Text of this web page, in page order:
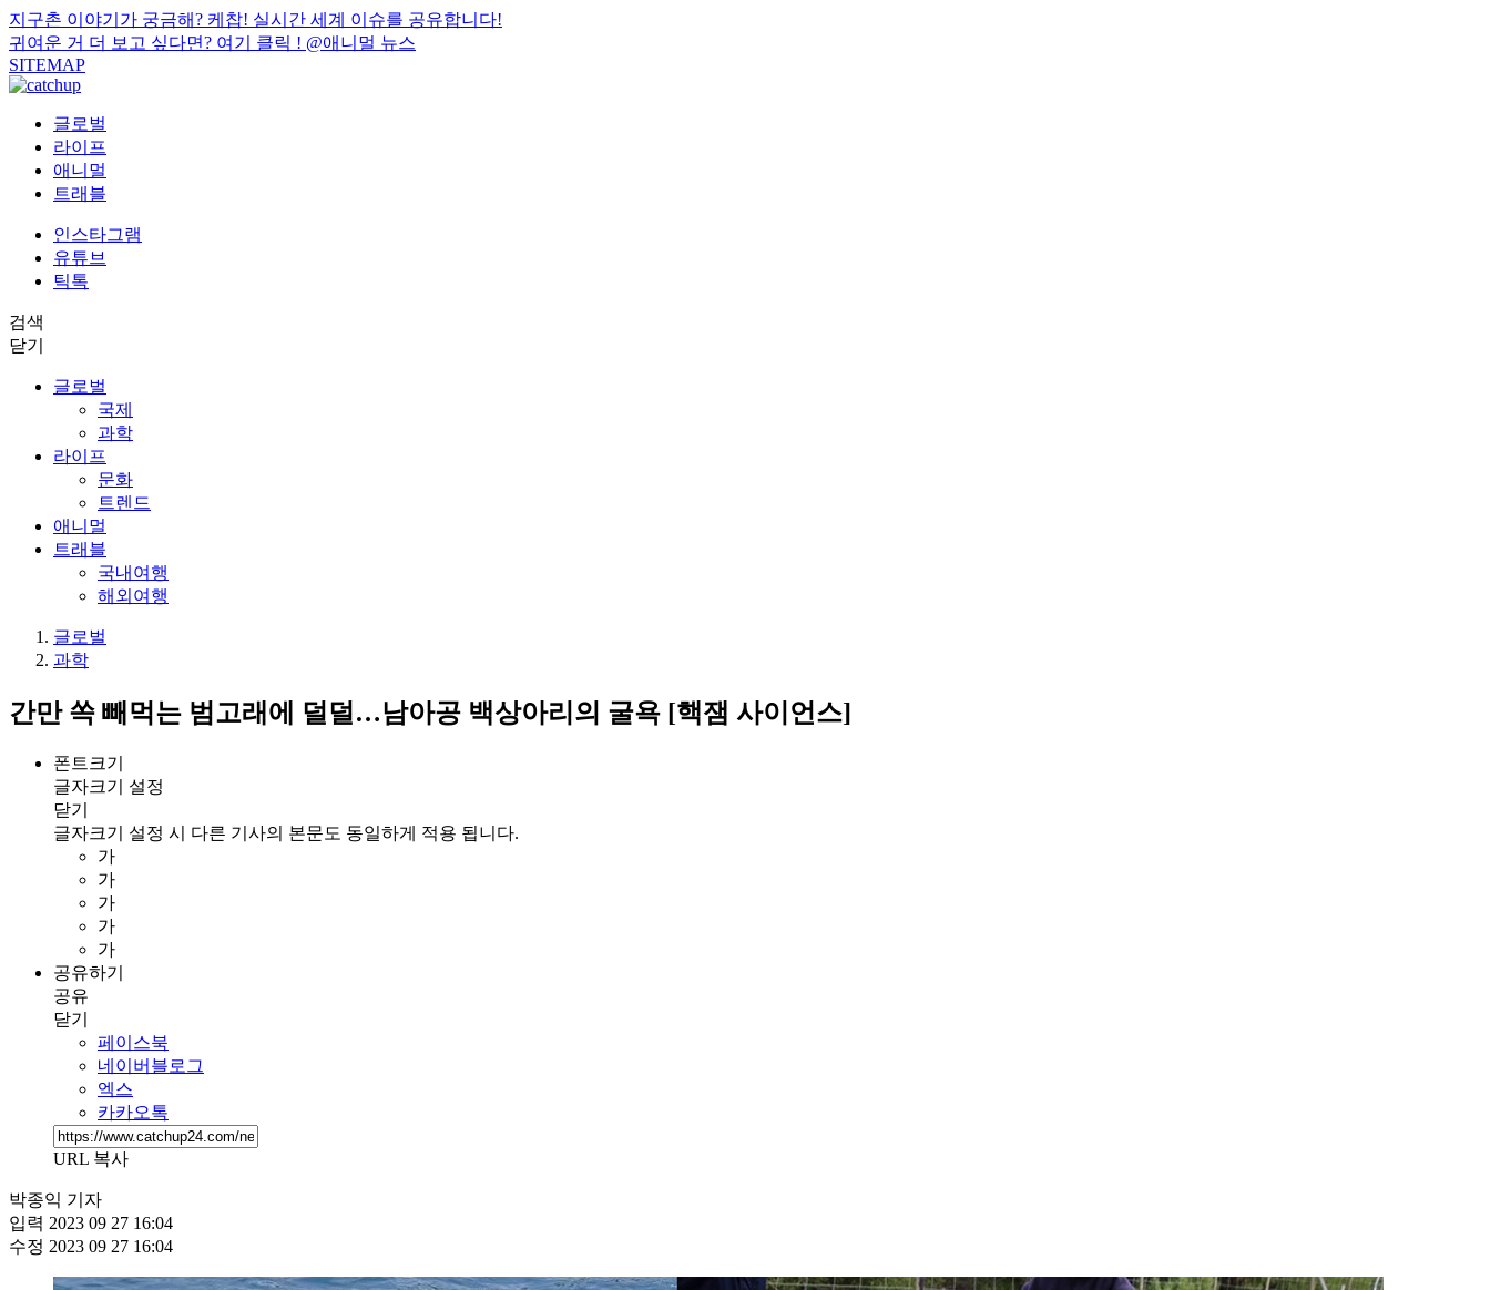
지구촌 이야기가 궁금해? 케찹! 실시간 세계 이슈를 공유합니다!
귀여운 거 더 보고 싶다면? 여기 클릭 ! @애니멀 뉴스
SITEMAP
글로벌
라이프
애니멀
트래블
인스타그램
유튜브
틱톡
검색
닫기
글로벌
국제
과학
라이프
문화
트렌드
애니멀
트래블
국내여행
해외여행
글로벌
과학
간만 쏙 빼먹는 범고래에 덜덜…남아공 백상아리의 굴욕 [핵잼 사이언스]
폰트크기
글자크기 설정
닫기
글자크기 설정 시 다른 기사의 본문도 동일하게 적용 됩니다.
가
가
가
가
가
공유하기
공유
닫기
페이스북
네이버블로그
엑스
카카오톡
URL 복사
박종익 기자
입력 2023 09 27 16:04
수정 2023 09 27 16:04